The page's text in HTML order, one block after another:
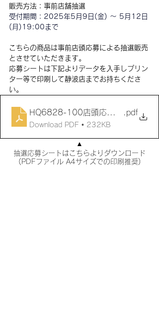
販売方法：事前店舗抽選
受付期間：2025年5月9日(金) 〜 5月12日
(月)19:00まで
こちらの商品は事前店頭応募による抽選販売
とさせていただきます。
応募シートは下記よりデータを入手しプリン
ター等で印刷して静波店までお持ちくださ
い。
HQ6828-100店頭応募シート
.pdf
Download PDF • 232KB
▲
抽選応募シートはこちらよりダウンロード
(PDFファイル A4サイズでの印刷推奨)